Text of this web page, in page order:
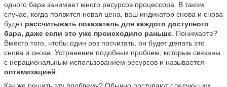
одного бара занимает много ресурсов процессора. В таком
случае, когда появится новая цена, ваш индикатор снова и снова
будет рассчитывать показатель для каждого доступного
бара, даже если это уже происходило раньше. Понимаете?
Вместо того, чтобы один раз посчитать, он будет делать это
снова и снова. Устранение подобных проблем, которые связаны
с нерациональным использованием ресурсов и называется
оптимизацией.